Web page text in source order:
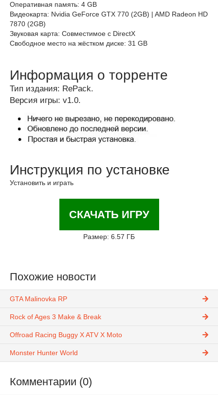
Оперативная память: 4 GB
Видеокарта: Nvidia GeForce GTX 770 (2GB) | AMD Radeon HD
7870 (2GB)
Звуковая карта: Совместимое с DirectX
Свободное место на жёстком диске: 31 GB
Информация о торренте
Тип издания: RePack.
Версия игры: v1.0.
Инструкция по установке
Установить и играть
СКАЧАТЬ ИГРУ
Размер: 6.57 ГБ
Похожие новости
GTA Malinovka RP
Rock of Ages 3 Make & Break
Offroad Racing Buggy X ATV X Moto
Monster Hunter World
Комментарии (0)